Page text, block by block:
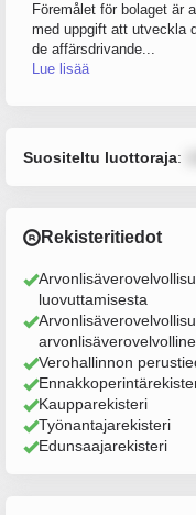
Föremålet för bolaget är
med uppgift att utveckla
de affärsdrivande...
Lue lisää
Suositeltu luottoraja:
Rekisteritiedot
luovuttamisesta
Verohallinnon
Kaupparekisteri
Työnantajarekisteri
Edunsaajarekisteri